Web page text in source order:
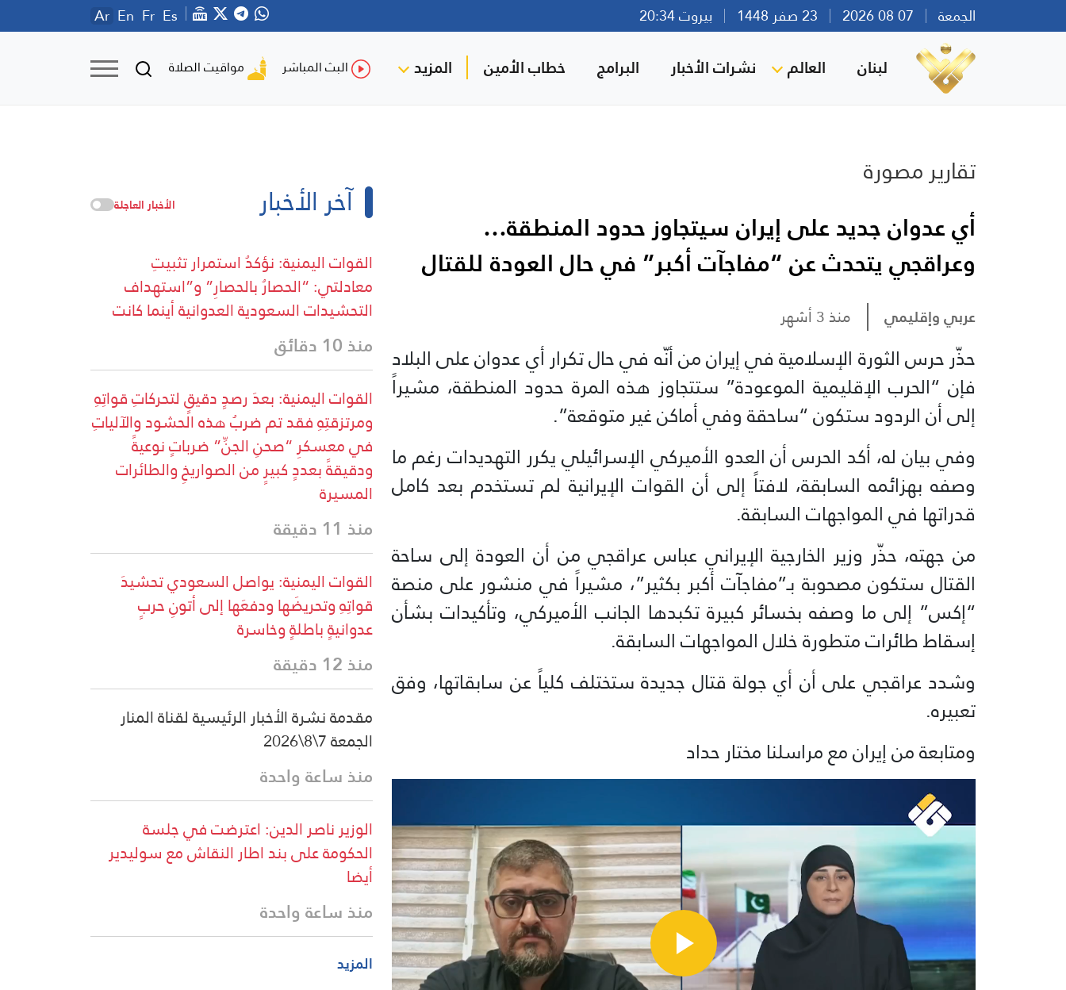
الجمعة بيروت 20:34 Ar En Fr Es
لبنان العالم نشرات الأخبار البرامج خطاب الأمين المزيد البث المباشر مواقيت الصلاة
تقارير مصورة
أي عدوان جديد على إيران سيتجاوز حدود المنطقة…
وعراقجي يتحدث عن “مفاجآت أكبر” في حال العودة للقتال
عربي وإقليمي منذ 3 أشهر
حذّر حرس الثورة الإسلامية في إيران من أنّه في حال تكرار أي عدوان على البلاد
فإن “الحرب الإقليمية الموعودة” ستتجاوز هذه المرة حدود المنطقة، مشيراً
إلى أن الردود ستكون “ساحقة وفي أماكن غير متوقعة”.
وفي بيان له، أكد الحرس أن العدو الأميركي الإسرائيلي يكرر التهديدات رغم ما
وصفه بهزائمه السابقة، لافتاً إلى أن القوات الإيرانية لم تستخدم بعد كامل
قدراتها في المواجهات السابقة.
من جهته، حذّر وزير الخارجية الإيراني عباس عراقجي من أن العودة إلى ساحة
القتال ستكون مصحوبة بـ”مفاجآت أكبر بكثير”، مشيراً في منشور على منصة
“إكس” إلى ما وصفه بخسائر كبيرة تكبدها الجانب الأميركي، وتأكيدات بشأن
إسقاط طائرات متطورة خلال المواجهات السابقة.
وشدد عراقجي على أن أي جولة قتال جديدة ستختلف كلياً عن سابقاتها، وفق
تعبيره.
ومتابعة من إيران مع مراسلنا مختار حداد
آخر الأخبار الأخبار العاجلة
القوات اليمنية: نؤكدُ استمرار تثبيتِ
معادلتي: “الحصارُ بالحصارِ” و”استهداف
التحشيدات السعودية العدوانية أينما كانت
منذ 10 دقائق
القوات اليمنية: بعدَ رصدٍ دقيقٍ لتحركاتِ قواتِهِ
ومرتزقتِهِ فقد تم ضربُ هذه الحشود والآلياتِ
في معسكرِ “صحنِ الجنِّ” ضرباتٍ نوعيةً
ودقيقةً بعددٍ كبيرٍ من الصواريخِ والطائرات
المسيرة
منذ 11 دقيقة
القوات اليمنية: يواصل السعودي تحشيدَ
قواتِهِ وتحريضَها ودفعَها إلى أتونِ حربٍ
عدوانيةٍ باطلةٍ وخاسرة
منذ 12 دقيقة
مقدمة نشرة الأخبار الرئيسية لقناة المنار
الجمعة 7\8\2026
منذ ساعة واحدة
الوزير ناصر الدين: اعترضت في جلسة
الحكومة على بند اطار النقاش مع سوليدير
أيضا
منذ ساعة واحدة
المزيد